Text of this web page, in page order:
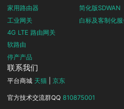
家用路由器
工业网关
4G LTE 路由网关
软路由
停产产品
简化版SDWAN
白标及客制化服
联系我们
平台商城 天猫 京东
官方技术交流群QQ 810875001